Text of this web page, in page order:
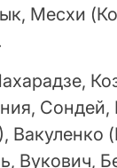
Месхи
Сондей,
Вакуленко
Вукович,